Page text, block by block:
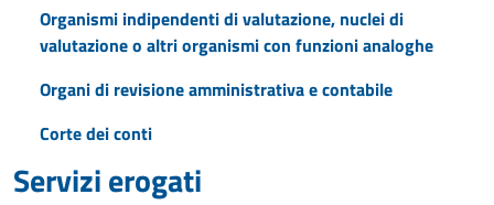
Organismi indipendenti di valutazione, nuclei di
valutazione o altri organismi con funzioni analoghe
Organi di revisione amministrativa e contabile
Corte dei conti
Servizi erogati